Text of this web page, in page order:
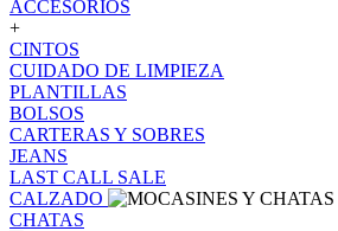
ACCESORIOS
+
CINTOS
CUIDADO DE LIMPIEZA
PLANTILLAS
BOLSOS
CARTERAS Y SOBRES
JEANS
LAST CALL SALE
CALZADO
CHATAS